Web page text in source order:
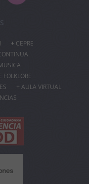
CEPRE
AULA VIRTUAL